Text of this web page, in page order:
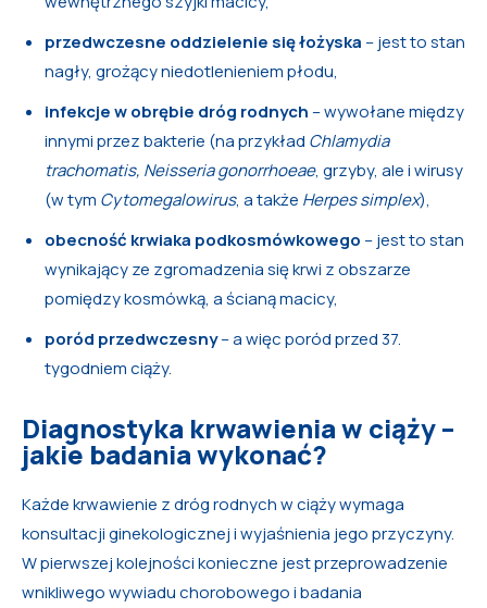
przedwczesne oddzielenie się łożyska – jest to stan
nagły, grożący niedotlenieniem płodu,
infekcje w obrębie dróg rodnych – wywołane między
innymi przez bakterie (na przykład Chlamydia
trachomatis, Neisseria gonorrhoeae, grzyby, ale i wirusy
(w tym Cytomegalowirus, a także Herpes simplex),
obecność krwiaka podkosmówkowego – jest to stan
wynikający ze zgromadzenia się krwi z obszarze
pomiędzy kosmówką, a ścianą macicy,
poród przedwczesny– a więc poród przed 37.
tygodniem ciąży.
Diagnostyka krwawienia w ciąży –
jakie badania wykonać?
Każde krwawienie z dróg rodnych w ciąży wymaga
konsultacji ginekologicznej i wyjaśnienia jego przyczyny.
W pierwszej kolejności konieczne jest przeprowadzenie
wnikliwego wywiadu chorobowego i badania